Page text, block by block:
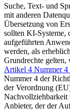
Suche, Text- und
mit anderen
Übersetzung von
sollten KI-Systeme,
aufgeführten
werden, als
Grundrechte
Artikel 4 Nummer 4
Nummer 4 der
der Verordnung
Nachvollziehbarkeit
Anbieter, der der